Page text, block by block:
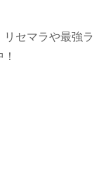
セマラや最強ラ